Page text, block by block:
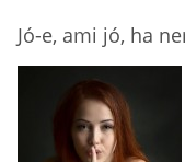
Jó-e, ami jó, ha